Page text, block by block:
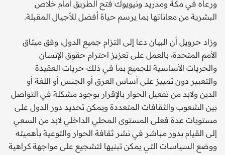
ورعاه في مكة ومدريد ونيويوك فتح الطريق أمام خلاص
البشرية من معاناتها بما يرسم حياة أفضل للأجيال المقبلة.
وزاد حرويل أن البيان دعا إلى التزام جميع الدول، وفق ميثاق
الأمم المتحدة، بالعمل على تعزيز احترام حقوق الإنسان
والحريات الأساسية للجميع بما في ذلك حريات العقيدة
والتعبير دون تمييز على أساس العرق أو الجنس أو اللغة أو
الدين ولابد من تفعيل الحوار بالإقرار بوجود مشكلة في التواصل
بين الشعوب والثقافات المتعددة ويمكن تحديد دور الدول على
مستويات عدة فعلى المستوى المحلي الداخلي لابد من السعي
إلى القيام بدور مباشر في نشر ثقافة الحوار والتوعية بأهميته
ووضع السياسات التي يمكن تبنيها لتشجيع على مواجهة كراهية